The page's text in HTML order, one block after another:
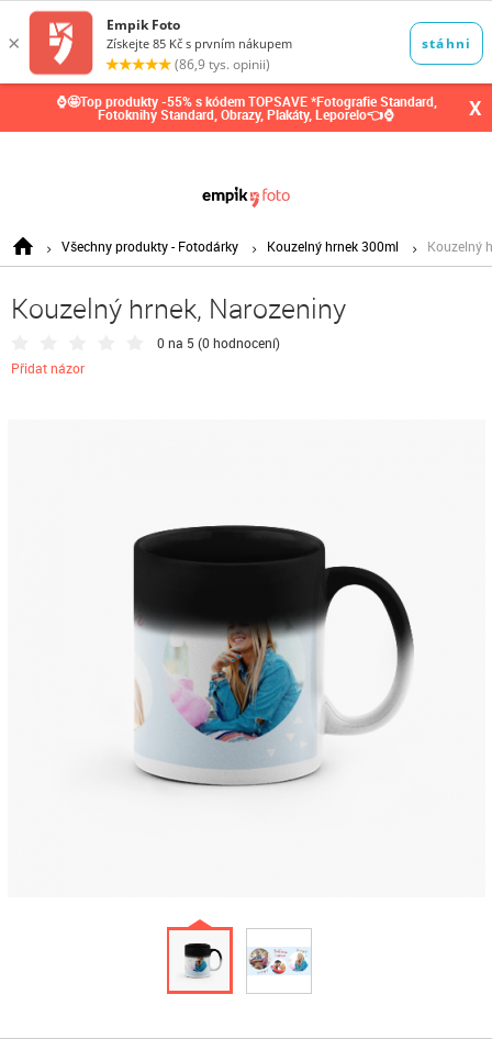
⌚🤩Top produkty -55% s kódem TOPSAVE *Fotografie Standard,
Fotoknihy Standard, Obrazy, Plakáty, Leporelo👈⌚ X
Všechny produkty - Fotodárky Kouzelný hrnek 300ml Kouzelný
Kouzelný hrnek, Narozeniny
0 na 5 (0 hodnocení)
Přidat názor